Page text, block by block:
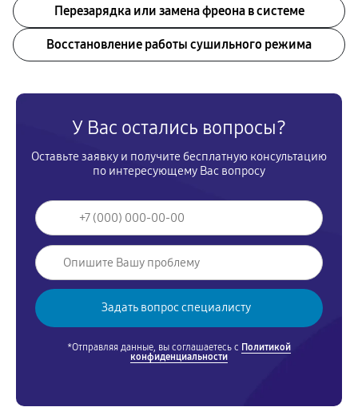
Перезарядка или замена фреона в системе
Восстановление работы сушильного режима
У Вас остались вопросы?
Оставьте заявку и получите бесплатную консультацию
по интересующему Вас вопросу
*Отправляя данные, вы соглашаетесь с Политикой
конфиденциальности